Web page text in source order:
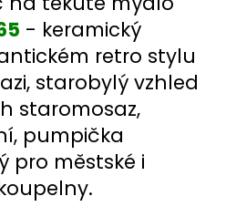
- keramický
retro stylu
starobylý vzhled
staromosaz,
pumpička
pro městské i